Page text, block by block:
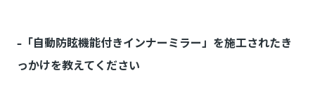
-「自動防眩機能付きインナーミラー」を施工されたき
っかけを教えてください